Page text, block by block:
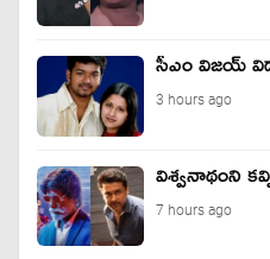
సీఎం విజయ్
3 hours ago
విశ్వనాథంని
7 hours ago